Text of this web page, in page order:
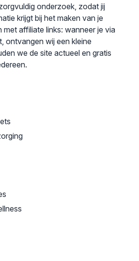
onderzoek, zodat jij
krijgt bij het maken van je
met affiliate links: wanneer je via
ontvangen wij een kleine
we de site actueel en gratis